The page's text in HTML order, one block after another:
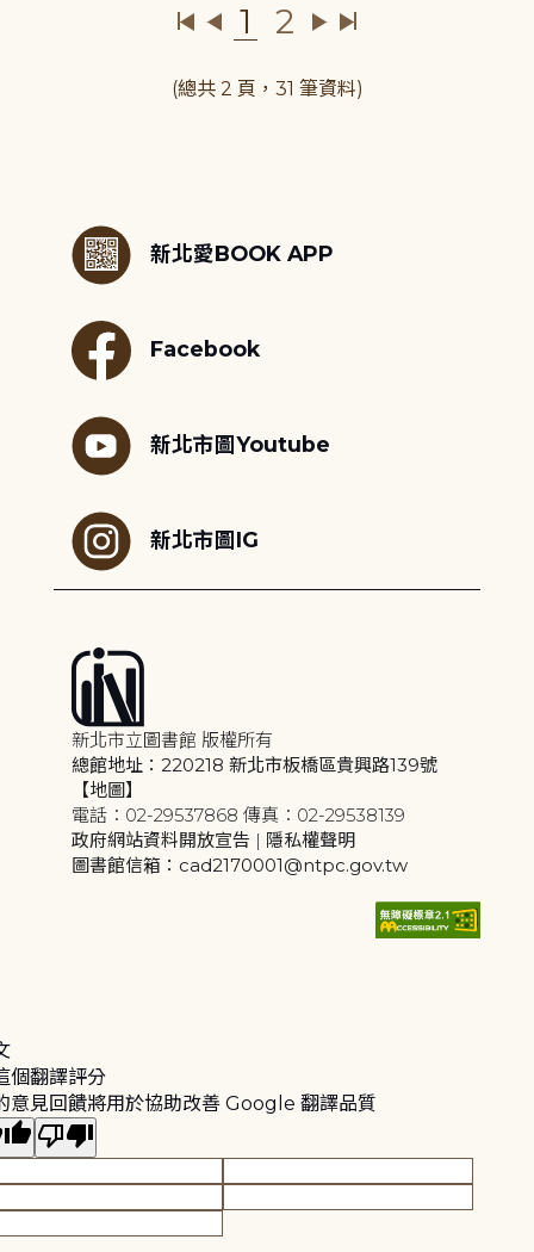
1 2
(總共 2 頁，31 筆資料)
新北愛BOOK APP
Facebook
新北市圖Youtube
新北市圖IG
新北市立圖書館 版權所有
總館地址：220218 新北市板橋區貴興路139號
【地圖】
電話：02-29537868 傳真：02-29538139
政府網站資料開放宣告 | 隱私權聲明
圖書館信箱：cad2170001@ntpc.gov.tw
個翻譯評分
意見回饋將用於協助改善 Google 翻譯品質